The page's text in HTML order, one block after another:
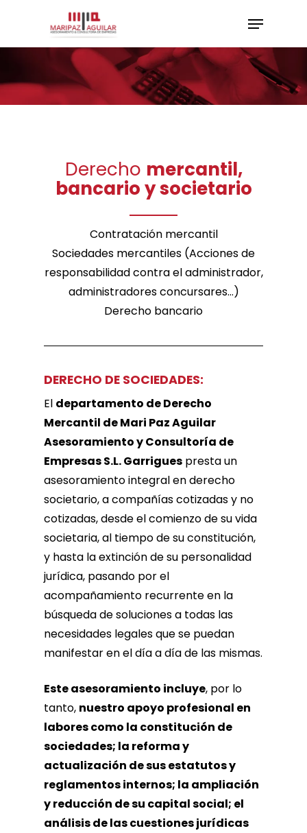
main
Menu
Derecho mercantil,
bancario y societario
Contratación mercantil
Sociedades mercantiles (Acciones de
responsabilidad contra el administrador,
administradores concursares…)
Derecho bancario
DERECHO DE SOCIEDADES:
El departamento de Derecho
Mercantil de Mari Paz Aguilar
Asesoramiento y Consultoría de
Empresas S.L. Garrigues presta un
asesoramiento integral en derecho
societario, a compañías cotizadas y no
cotizadas, desde el comienzo de su vida
societaria, al tiempo de su constitución,
y hasta la extinción de su personalidad
jurídica, pasando por el
acompañamiento recurrente en la
búsqueda de soluciones a todas las
necesidades legales que se puedan
manifestar en el día a día de las mismas.
Este asesoramiento incluye, por lo
tanto, nuestro apoyo profesional en
labores como la constitución de
sociedades; la reforma y
actualización de sus estatutos y
reglamentos internos; la ampliación
y reducción de su capital social; el
análisis de las cuestiones jurídicas
Menu